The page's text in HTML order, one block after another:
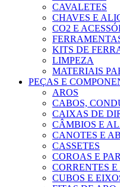
CAVALETES
CHAVES E
CO2 E
KITS DE
LIMPEZA
MATERIAIS
PEÇAS E
AROS
CABOS,
CAIXAS DE
CÂMBIOS E
CANOTES E
CASSETES
COROAS E
CORRENTES
CUBOS E